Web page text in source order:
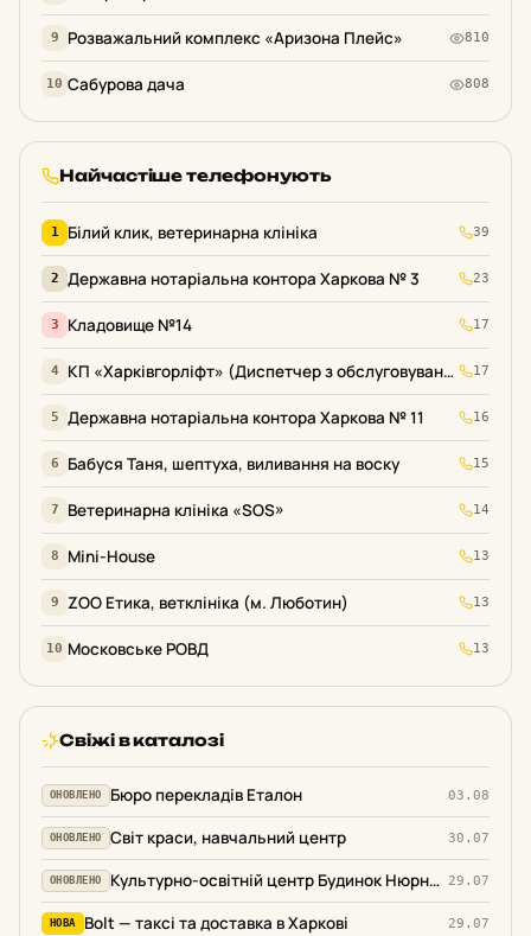
9 Розважальний комплекс «Аризона Плейс» 810
10 Сабурова дача 808
Найчастіше телефонують
1 Білий клик, ветеринарна клініка 39
2 Державна нотаріальна контора Харкова № 3 23
3 Кладовище №14 17
4 КП «Харківгорліфт» (Диспетчер з обслуговування ліфтів) 17
5 Державна нотаріальна контора Харкова № 11 16
6 Бабуся Таня, шептуха, виливання на воску 15
7 Ветеринарна клініка «SOS» 14
8 Mini-House 13
9 ZOO Етика, ветклініка (м. Люботин) 13
10 Московське РОВД 13
Свіжі в каталозі
ОНОВЛЕНО Бюро перекладів Еталон 03.08
ОНОВЛЕНО Світ краси, навчальний центр 30.07
ОНОВЛЕНО Культурно-освітній центр Будинок Нюрнберга, курси німецької мови 29.07
НОВА Bolt — таксі та доставка в Харкові 29.07